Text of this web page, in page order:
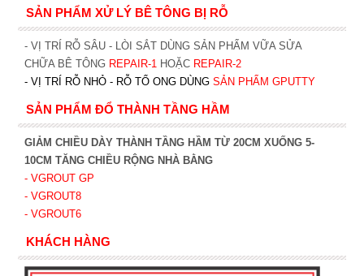
SẢN PHẨM XỬ LÝ BÊ TÔNG BỊ RỖ
- VỊ TRÍ RỖ SÂU - LÒI SẮT DÙNG SẢN PHẨM VỮA SỬA
CHỮA BÊ TÔNG REPAIR-1 HOẶC REPAIR-2
- VỊ TRÍ RỖ NHỎ - RỖ TỔ ONG DÙNG SẢN PHẨM GPUTTY
SẢN PHẨM ĐỔ THÀNH TẦNG HẦM
GIẢM CHIỀU DÀY THÀNH TẦNG HẦM TỪ 20CM XUỐNG 5-
10CM TĂNG CHIỀU RỘNG NHÀ BẰNG
- VGROUT GP
- VGROUT8
- VGROUT6
KHÁCH HÀNG